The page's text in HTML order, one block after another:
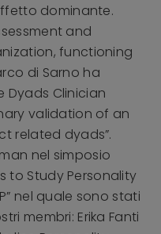
dominante.
and
functioning
di Sarno ha
Dyads Clinician
validation of an
related dyads”.
nel simposio
to Study Personality
nel quale sono stati
membri: Erika Fanti